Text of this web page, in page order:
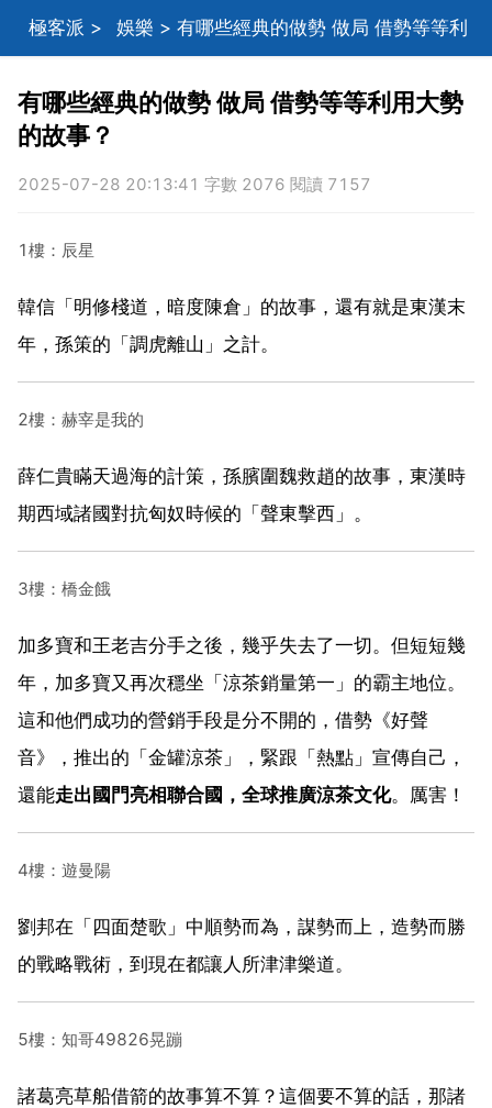
極客派 > 娛樂 > 有哪些經典的做勢 做局 借勢等等利
有哪些經典的做勢 做局 借勢等等利用大勢
的故事？
2025-07-28 20:13:41 字數 2076 閱讀 7157
1樓：辰星
韓信「明修棧道，暗度陳倉」的故事，還有就是東漢末
年，孫策的「調虎離山」之計。
2樓：赫宰是我的
薛仁貴瞞天過海的計策，孫臏圍魏救趙的故事，東漢時
期西域諸國對抗匈奴時候的「聲東擊西」。
3樓：橋金餓
加多寶和王老吉分手之後，幾乎失去了一切。但短短幾
年，加多寶又再次穩坐「涼茶銷量第一」的霸主地位。
這和他們成功的營銷手段是分不開的，借勢《好聲
音》，推出的「金罐涼茶」，緊跟「熱點」宣傳自己，
還能走出國門亮相聯合國，全球推廣涼茶文化。厲害！
4樓：遊曼陽
劉邦在「四面楚歌」中順勢而為，謀勢而上，造勢而勝
的戰略戰術，到現在都讓人所津津樂道。
5樓：知哥49826晃蹦
諸葛亮草船借箭的故事算不算？這個要不算的話，那諸